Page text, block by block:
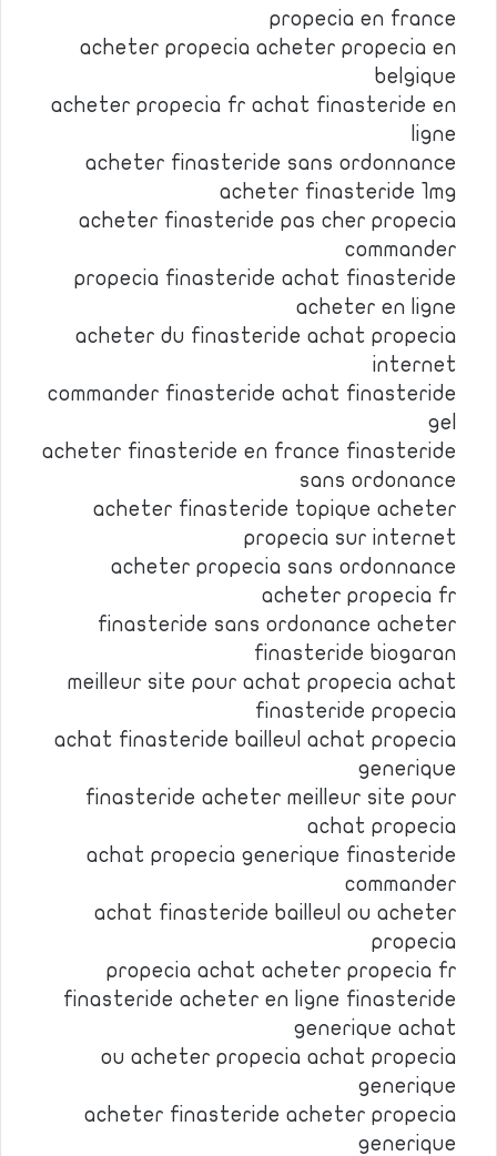
propecia en france
acheter propecia acheter propecia en
belgique
acheter propecia fr achat finasteride en
ligne
acheter finasteride sans ordonnance
acheter finasteride 1mg
acheter finasteride pas cher propecia
commander
propecia finasteride achat finasteride
acheter en ligne
acheter du finasteride achat propecia
internet
commander finasteride achat finasteride
gel
acheter finasteride en france finasteride
sans ordonance
acheter finasteride topique acheter
propecia sur internet
acheter propecia sans ordonnance
acheter propecia fr
finasteride sans ordonance acheter
finasteride biogaran
meilleur site pour achat propecia achat
finasteride propecia
achat finasteride bailleul achat propecia
generique
finasteride acheter meilleur site pour
achat propecia
achat propecia generique finasteride
commander
achat finasteride bailleul ou acheter
propecia
propecia achat acheter propecia fr
finasteride acheter en ligne finasteride
generique achat
ou acheter propecia achat propecia
generique
acheter finasteride acheter propecia
generique